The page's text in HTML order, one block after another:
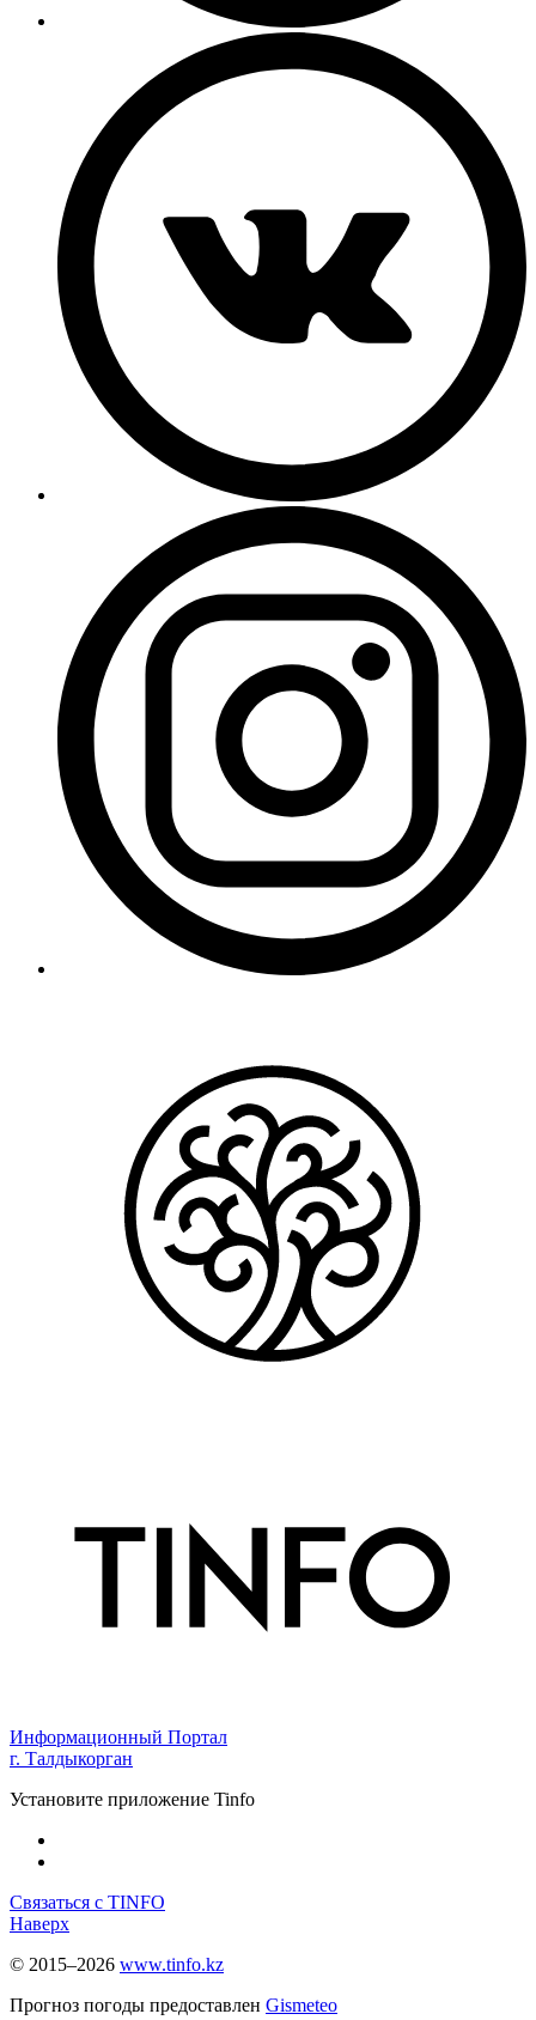
Информационный Портал
г. Талдыкорган
Установите приложение Tinfo
Связаться с TINFO
Наверх
© 2015–2026 www.tinfo.kz
Прогноз погоды предоставлен Gismeteo